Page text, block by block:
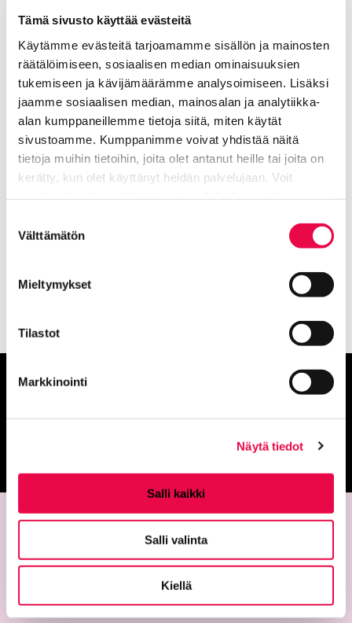
Tämä sivusto käyttää evästeitä
Käytämme evästeitä tarjoamamme sisällön ja mainosten
räätälöimiseen, sosiaalisen median ominaisuuksien
tukemiseen ja kävijämäärämme analysoimiseen. Lisäksi
jaamme sosiaalisen median, mainosalan ja analytiikka-
alan kumppaneillemme tietoja siitä, miten käytät
sivustoamme. Kumppanimme voivat yhdistää näitä
tietoja muihin tietoihin, joita olet antanut heille tai joita on
kerätty, kun olet käyttänyt heidän palvelujaan. Voit
valinta
Välttämätön
Mieltymykset
Tilastot
Markkinointi
Näytä tiedot
Salli kaikki
Salli valinta
Kiellä
täydentää kuvan merkitys, löytää kuvan
muodostaman fragmnetin konteksti.
Lisää aiheesta: Taidemuseon
menneet näyttelyt
Anna palautetta
Palautepalvelu
Siirtyy ulkoiselle